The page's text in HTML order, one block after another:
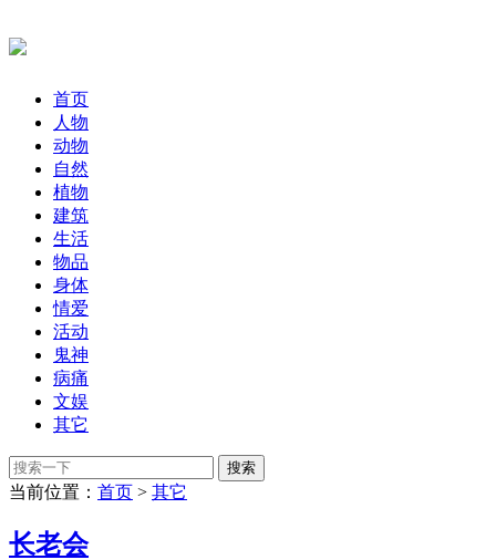
首页
人物
动物
自然
植物
建筑
生活
物品
身体
情爱
活动
鬼神
病痛
文娱
其它
当前位置： 首页 > 其它
长老会